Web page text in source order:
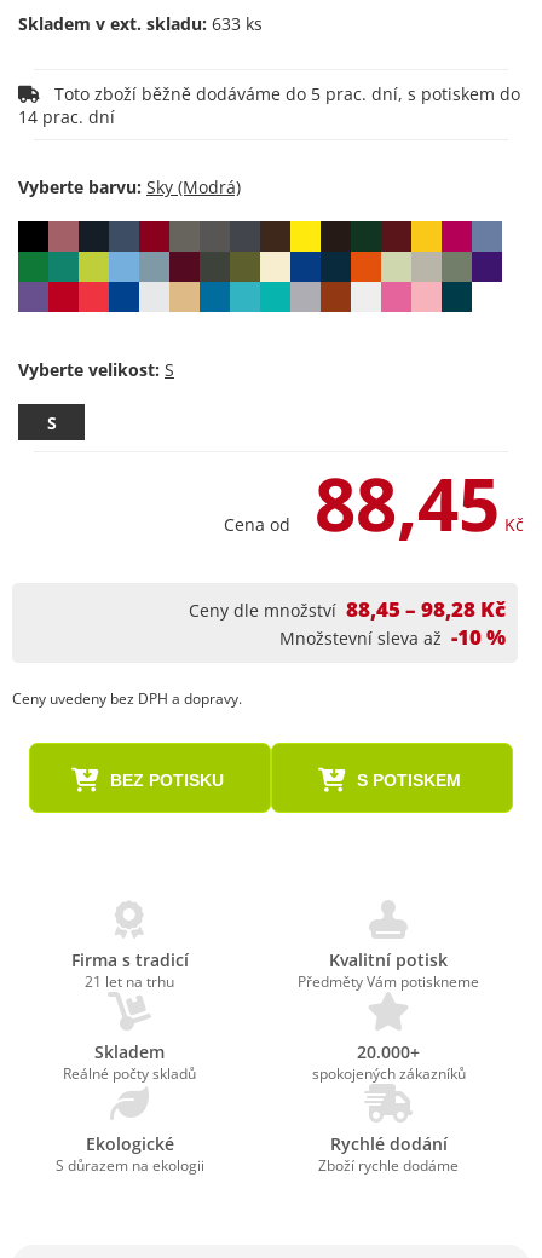
Skladem v ext. skladu: 633 ks
14 prac. dní
Vyberte barvu:
Vyberte velikost:
S
Cena od 88,45 Kč
Ceny dle množství 88,45 – 98,28 Kč
Množstevní sleva až -10 %
Ceny uvedeny bez DPH a dopravy.
BEZ POTISKU S POTISKEM
Firma s tradicí
21 let na trhu
Kvalitní potisk
Předměty Vám potiskneme
Skladem
Reálné počty skladů
20.000+
spokojených zákazníků
Ekologické
S důrazem na ekologii
Rychlé dodání
Zboží rychle dodáme